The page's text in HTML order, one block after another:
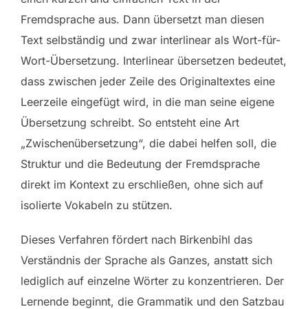
Fremdsprache aus. Dann übersetzt man diesen
Text selbständig und zwar interlinear als Wort-für-
Wort-Übersetzung. Interlinear übersetzen bedeutet,
dass zwischen jeder Zeile des Originaltextes eine
Leerzeile eingefügt wird, in die man seine eigene
Übersetzung schreibt. So entsteht eine Art
„Zwischenübersetzung“, die dabei helfen soll, die
Struktur und die Bedeutung der Fremdsprache
direkt im Kontext zu erschließen, ohne sich auf
isolierte Vokabeln zu stützen.
Dieses Verfahren fördert nach Birkenbihl das
Verständnis der Sprache als Ganzes, anstatt sich
lediglich auf einzelne Wörter zu konzentrieren. Der
Lernende beginnt, die Grammatik und den Satzbau